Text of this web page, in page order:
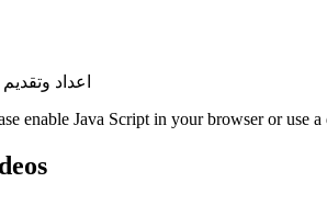
اعداد
enable Java Script in your browser or